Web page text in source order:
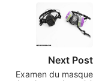
Next Post
Examen du masque